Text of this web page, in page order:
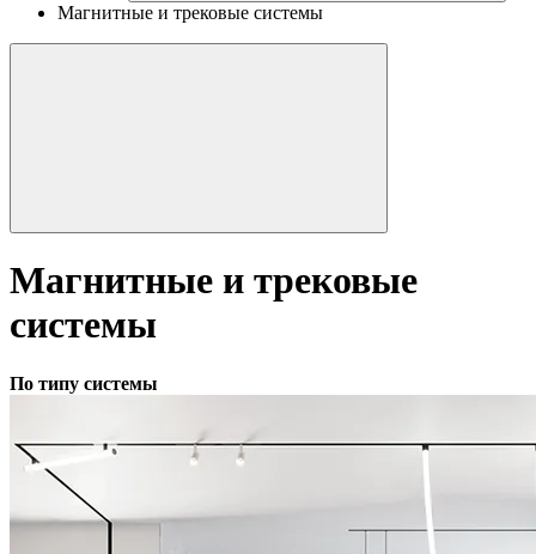
Магнитные и трековые системы
Магнитные и трековые
системы
По типу системы